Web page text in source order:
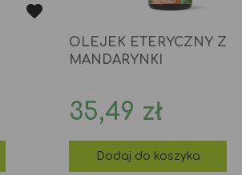
OLEJEK ETERYCZNY Z
MANDARYNKI
Cena
35,49 zł
Dodaj do koszyka